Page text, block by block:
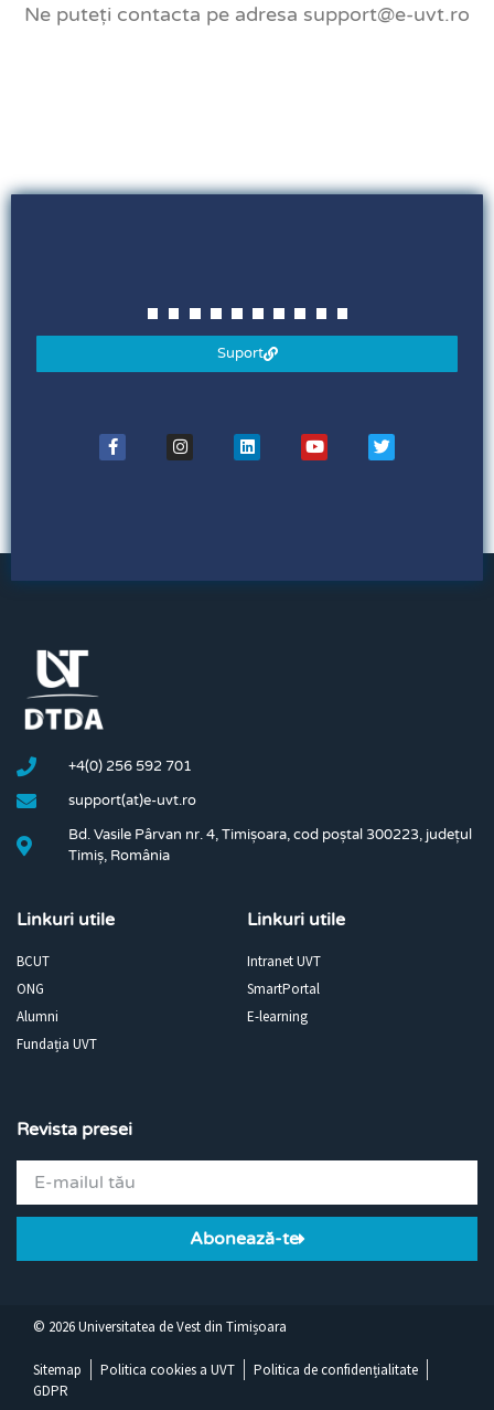
Ne puteți contacta pe adresa support@e-uvt.ro
Suport
+4(0) 256 592 701
support(at)e-uvt.ro
Bd. Vasile Pârvan nr. 4, Timișoara, cod poștal 300223, județul
Timiș, România
Linkuri utile
BCUT
ONG
Alumni
Fundația UVT
Linkuri utile
Intranet UVT
SmartPortal
E-learning
Revista presei
Abonează-te
© 2026Universitatea de Vest din Timișoara
Sitemap Politica cookies a UVT
Politica de confidențialitate
GDPR